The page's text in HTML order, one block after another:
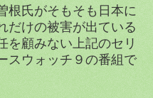
根氏がそもそも日本に
だけの被害が出ている
を顧みない上記のセリ
スウォッチ９の番組で